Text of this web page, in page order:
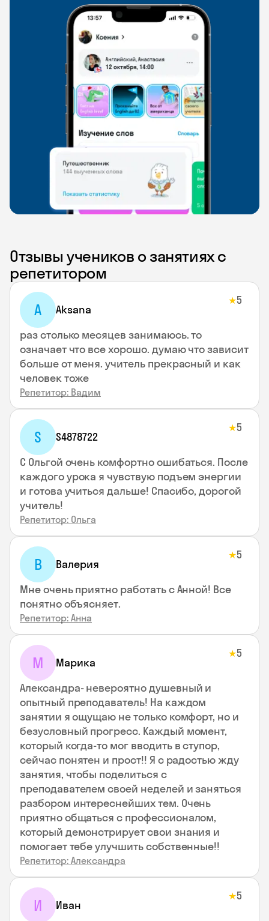
Отзывы учеников о занятиях с
репетитором
A Aksana
★5
раз столько месяцев занимаюсь. то
означает что все хорошо. думаю что зависит
больше от меня. учитель прекрасный и как
человек тоже
Репетитор: Вадим
S S4878722
★5
С Ольгой очень комфортно ошибаться. После
каждого урока я чувствую подъем энергии
и готова учиться дальше! Спасибо, дорогой
учитель!
Репетитор: Ольга
В Валерия
★5
Мне очень приятно работать с Анной! Все
понятно объясняет.
Репетитор: Анна
М Марика
★5
Александра- невероятно душевный и
опытный преподаватель! На каждом
занятии я ощущаю не только комфорт, но и
безусловный прогресс. Каждый момент,
который когда-то мог вводить в ступор,
сейчас понятен и прост!! Я с радостью жду
занятия, чтобы поделиться с
преподавателем своей неделей и заняться
разбором интереснейших тем. Очень
приятно общаться с профессионалом,
который демонстрирует свои знания и
помогает тебе улучшить собственные!!
Репетитор: Александра
И Иван
★5